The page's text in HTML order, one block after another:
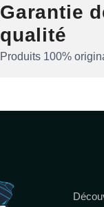
Garantie
qualité
Produits 100%